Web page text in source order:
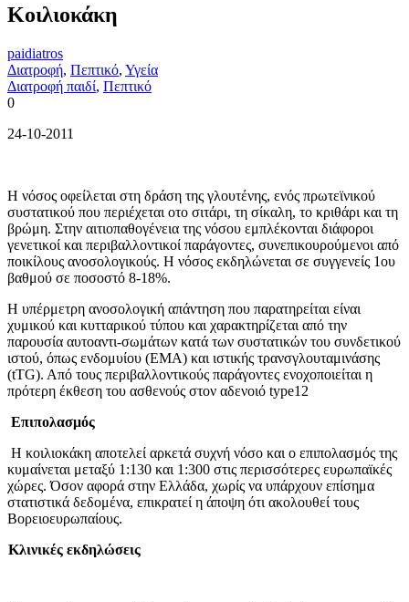
Κοιλιοκάκη
paidiatros
Διατροφή, Πεπτικό, Υγεία
Διατροφή παιδί, Πεπτικό
0
24-10-2011
Η νόσος οφείλεται στη δράση της γλουτένης, ενός πρωτεϊνικού
συστα­τικού που περιέχεται οτο σιτάρι, τη σίκαλη, το κριθάρι και τη
βρώμη. Στην αιτιοπαθογένεια της νόσου εμπλέκο­νται διάφοροι
γενετικοί και περιβαλ­λοντικοί παράγοντες, συνεπικουρού­μενοι από
ποικίλους ανοσολογικούς. Η νόσος εκδηλώνεται σε συγγενείς 1ου
βαθμού σε ποσοστό 8-18%.
Η υπέρμετρη ανοσολογική απάντη­ση που παρατηρείται είναι
χυμικού και κυτταρικού τύπου και χαρακτη­ρίζεται από την
παρουσία αυτοαντι-σωμάτων κατά των συστατικών του συνδετικού
ιστού, όπως ενδομυίου (ΕΜΑ) και ιστικής τρανσγλουταμινάσης
(tTG). Από τους περιβαλλο­ντικούς παράγοντες ενοχοποιείται η
πρότερη έκθεση του ασθενούς στον αδενοιό type12
Επιπολασμός
Η κοιλιοκάκη αποτελεί αρκετά συχνή νόσο και ο επιπολασμός της
κυμαί­νεται μεταξύ 1:130 και 1:300 στις περισσότερες ευρωπαϊκές
χώρες. Όσον αφορά στην Ελλάδα, χωρίς να υπάρχουν επίσημα
στατιστικά δεδομένα, επικρατεί η άποψη ότι ακολου­θεί τους
Βορειοευρωπαίους.
Κλινικές εκδηλώσεις